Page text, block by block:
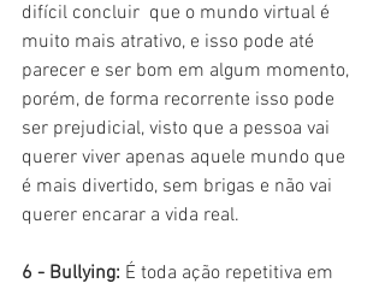
difícil concluir  que o mundo virtual é
muito mais atrativo, e isso pode até
parecer e ser bom em algum momento,
porém, de forma recorrente isso pode
ser prejudicial, visto que a pessoa vai
querer viver apenas aquele mundo que
é mais divertido, sem brigas e não vai
querer encarar a vida real.
6 - Bullying: É toda ação repetitiva em